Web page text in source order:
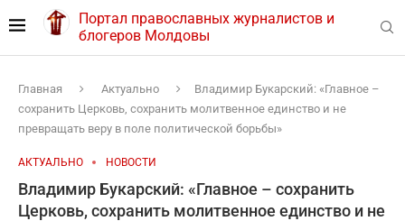
Портал православных журналистов и
блогеров Молдовы
Главная Актуально
Владимир Букарский: «Главное –
сохранить Церковь, сохранить молитвенное единство и не
превращать веру в поле политической борьбы»
АКТУАЛЬНО НОВОСТИ
Владимир Букарский: «Главное – сохранить
Церковь, сохранить молитвенное единство и не